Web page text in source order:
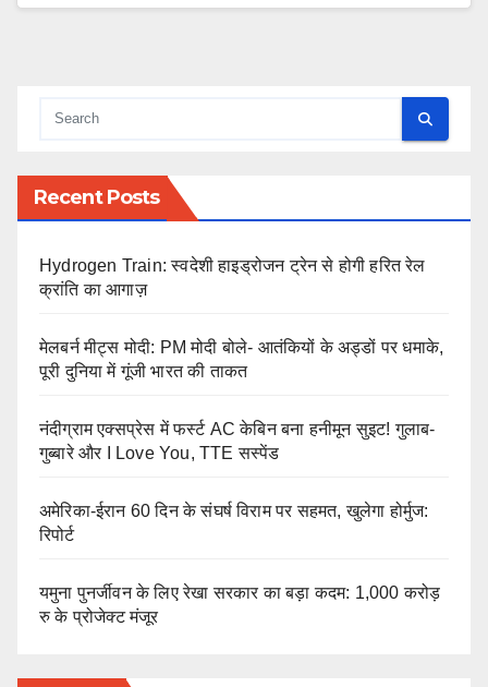
Recent Posts
Hydrogen Train: स्वदेशी हाइड्रोजन ट्रेन से होगी हरित रेल
क्रांति का आगाज़
मेलबर्न मीट्स मोदी: PM मोदी बोले- आतंकियों के अड्डों पर धमाके,
पूरी दुनिया में गूंजी भारत की ताकत
नंदीग्राम एक्सप्रेस में फर्स्ट AC केबिन बना हनीमून सुइट! गुलाब-
गुब्बारे और I Love You, TTE सस्पेंड
अमेरिका-ईरान 60 दिन के संघर्ष विराम पर सहमत, खुलेगा होर्मुज:
रिपोर्ट
यमुना पुनर्जीवन के लिए रेखा सरकार का बड़ा कदम: 1,000 करोड़
रु के प्रोजेक्ट मंजूर